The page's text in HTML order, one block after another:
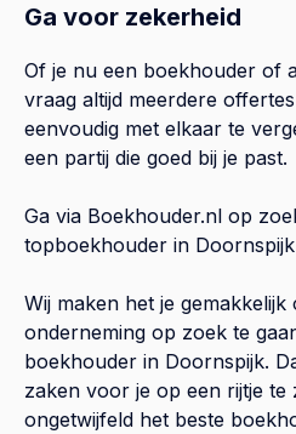
Ga voor zekerheid
Of je nu een boekhouder of
vraag altijd meerdere
eenvoudig met elkaar te
een partij die goed bij je past.
Ga via Boekhouder.nl op
topboekhouder in Doornspijk
Wij maken het je
onderneming op zoek te
boekhouder in Doornspijk.
zaken voor je op een rijtje te
ongetwijfeld het beste